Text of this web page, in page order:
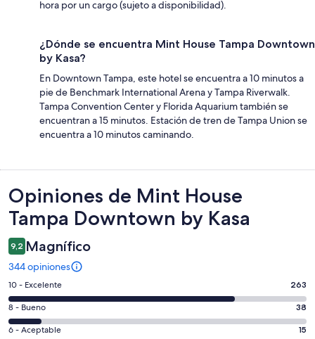
hora por un cargo (sujeto a disponibilidad).
¿Dónde se encuentra Mint House Tampa Downtown
by Kasa?
En Downtown Tampa, este hotel se encuentra a 10 minutos a
pie de Benchmark International Arena y Tampa Riverwalk.
Tampa Convention Center y Florida Aquarium también se
encuentran a 15 minutos. Estación de tren de Tampa Union se
encuentra a 10 minutos caminando.
Opiniones
Opiniones de Mint House
Tampa Downtown by Kasa
9,2 Magnífico
344 opiniones
Evaluación:
10
-
Excelente.
10 - Excelente 263
Evaluación:
8
8 - Bueno 38
Evaluación:
6 - Aceptable 15